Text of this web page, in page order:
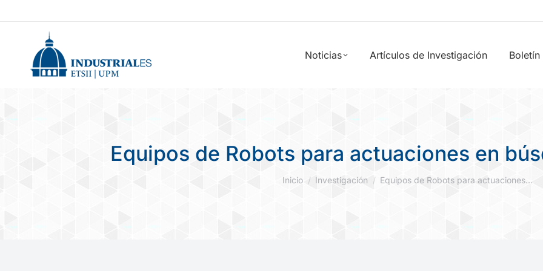
Noticias Artículos de Investigación Boletín
Equipos de Robots para actuaciones en
Estás aquí:
Inicio Investigación Equipos de Robots para actuaciones…